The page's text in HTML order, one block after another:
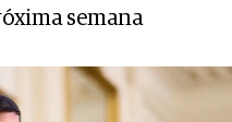
semana